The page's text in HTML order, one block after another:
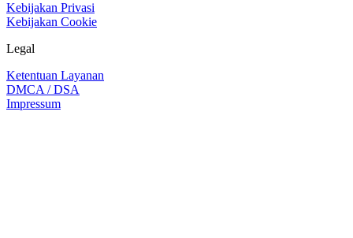
Kebijakan Privasi
Kebijakan Cookie
Legal
Ketentuan Layanan
DMCA / DSA
Impressum